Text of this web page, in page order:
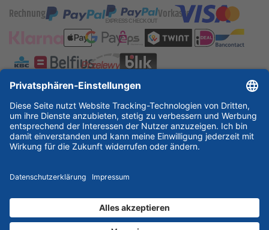
Rechnung Vorkasse
ESSKA International
new
new new